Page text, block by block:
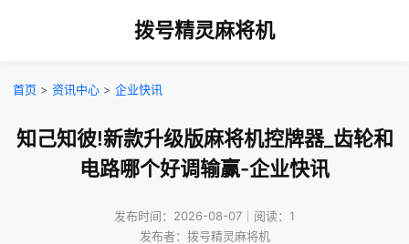
拨号精灵麻将机
首页 > 资讯中心 > 企业快讯
知己知彼!新款升级版麻将机控牌器_齿轮和
电路哪个好调输赢-企业快讯
发布时间：2026-08-07｜阅读：1
发布者：拨号精灵麻将机